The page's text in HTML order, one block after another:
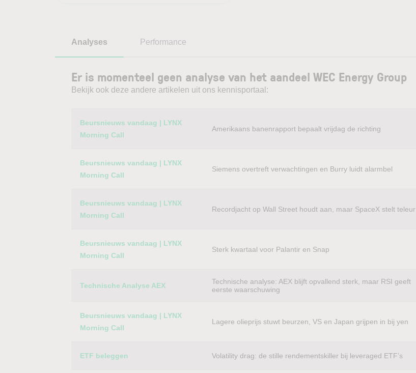
Analyses Performance
Er is momenteel geen analyse van het aandeel WEC Energy Group
Bekijk ook deze andere artikelen uit ons kennisportaal:
Category Titel
Beursnieuws vandaag | LYNX
Morning Call
Amerikaans banenrapport bepaalt vrijdag de richting
Beursnieuws vandaag | LYNX
Morning Call
Siemens overtreft verwachtingen en Burry luidt alarmbel
Beursnieuws vandaag | LYNX
Morning Call
Recordjacht op Wall Street houdt aan, maar SpaceX stelt teleur
Beursnieuws vandaag | LYNX
Morning Call
Sterk kwartaal voor Palantir en Snap
Technische Analyse AEX
Technische analyse: AEX blijft opvallend sterk, maar RSI geeft
eerste waarschuwing
Beursnieuws vandaag | LYNX
Morning Call
Lagere olieprijs stuwt beurzen, VS en Japan grijpen in bij yen
ETF beleggen Volatility drag: de stille rendementskiller bij leveraged ETF’s